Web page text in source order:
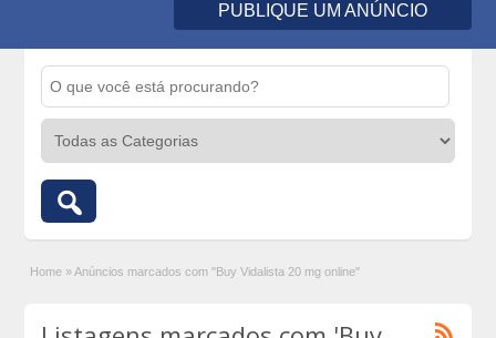
PUBLIQUE UM ANÚNCIO
Home » Anúncios marcados com "Buy Vidalista 20 mg online"